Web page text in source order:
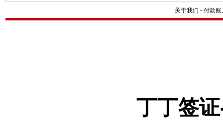
关于我们 - 付款账
丁丁签